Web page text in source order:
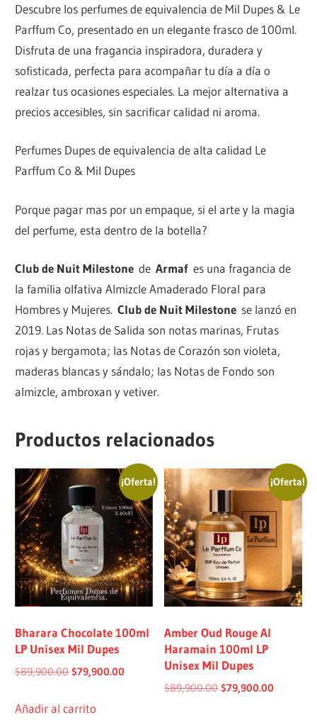
Descubre los perfumes de equivalencia de Mil Dupes & Le
Parffum Co, presentado en un elegante frasco de 100ml.
Disfruta de una fragancia inspiradora, duradera y
sofisticada, perfecta para acompañar tu día a día o
realzar tus ocasiones especiales. La mejor alternativa a
precios accesibles, sin sacrificar calidad ni aroma.
Perfumes Dupes de equivalencia de alta calidad Le
Parffum Co & Mil Dupes
Porque pagar mas por un empaque, si el arte y la magia
del perfume, esta dentro de la botella?
Club de Nuit Milestone deArmaf es una fragancia de
la familia olfativa Almizcle Amaderado Floral para
Hombres y Mujeres.Club de Nuit Milestone se lanzó en
2019. Las Notas de Salida son notas marinas, Frutas
rojas y bergamota; las Notas de Corazón son violeta,
maderas blancas y sándalo; las Notas de Fondo son
almizcle, ambroxan y vetiver.
Productos relacionados
¡Oferta!
Bharara Chocolate 100ml
LP Unisex Mil Dupes
$89,900.00 $79,900.00
Añadir al carrito
¡Oferta!
Amber Oud Rouge Al
Haramain 100ml LP
Unisex Mil Dupes
$89,900.00 $79,900.00